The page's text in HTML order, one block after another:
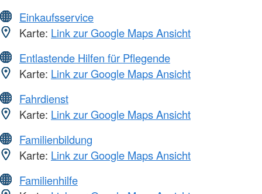
Einkaufsservice
Karte: Link zur Google Maps Ansicht
Entlastende Hilfen für Pflegende
Karte: Link zur Google Maps Ansicht
Fahrdienst
Karte: Link zur Google Maps Ansicht
Familienbildung
Karte: Link zur Google Maps Ansicht
Familienhilfe